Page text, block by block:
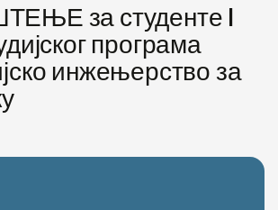
за студенте I
програма
инжењерство за